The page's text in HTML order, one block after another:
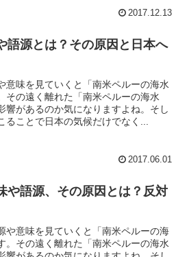
2017.12.13
語源とは？その原因と日本へ
意味を見ていくと「南米ペルーの海水
その遠く離れた「南米ペルーの海水
響があるのか気になりますよね。そし
ことで日本の気候だけでなく...
2017.06.01
や語源、その原因とは？反対
や意味を見ていくと「南米ペルーの海
。その遠く離れた「南米ペルーの海水